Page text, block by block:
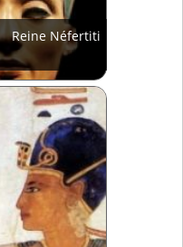
Reine Néfertiti